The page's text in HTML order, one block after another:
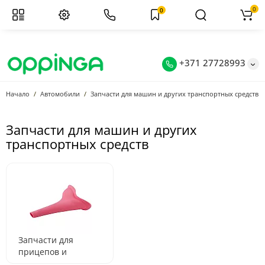
+371 27728993
0 0
Начало Автомобили Запчасти для машин и других транспортных средств
Запчасти для машин и других
транспортных средств
Запчасти для
прицепов и